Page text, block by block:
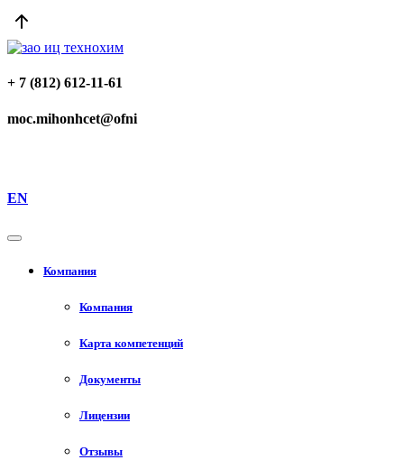
+ 7 (812) 612-11-61
moc.mihonhcet@ofni
EN
Компания
Компания
Карта компетенций
Документы
Лицензии
Отзывы